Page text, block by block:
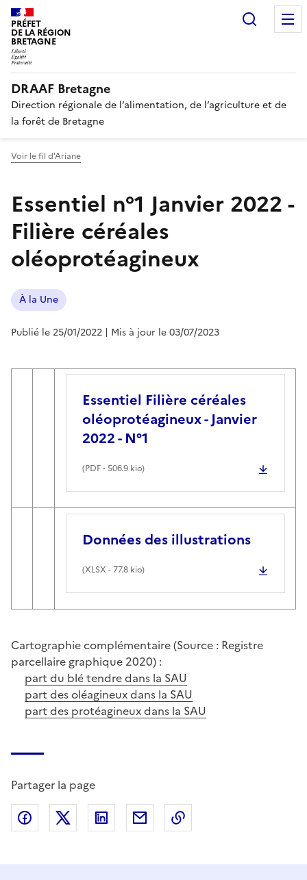
PRÉFET
DE LA RÉGION
BRETAGNE
DRAAF Bretagne
Direction régionale de l’alimentation, de l’agriculture et de
la forêt de Bretagne
Voir le fil d'Ariane
Essentiel n°1 Janvier 2022 -
Filière céréales
oléoprotéagineux
À la Une
Publié le 25/01/2022 | Mis à jour le 03/07/2023
Essentiel Filière céréales
oléoprotéagineux - Janvier
2022 - N°1
(PDF- 506.9 kio)
Données des illustrations
(XLSX - 77.8 kio)
Cartographie complémentaire (Source : Registre
parcellaire graphique 2020) :
part du blé tendre dans la SAU
part des oléagineux dans la SAU
part des protéagineux dans la SAU
Partager la page
Partager sur Facebook
Partager sur X (anciennement Twitter)
Partager sur LinkedIn
Partager par email